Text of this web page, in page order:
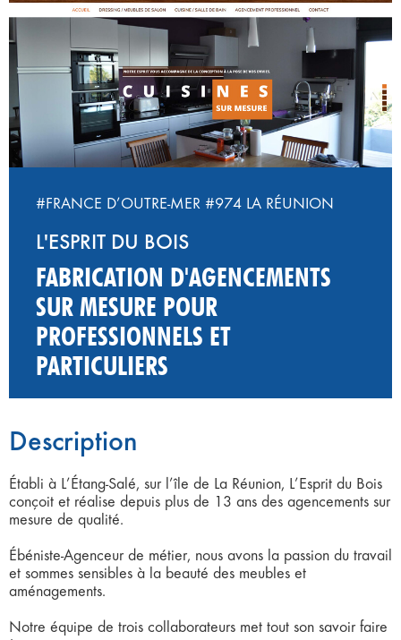
#FRANCE D’OUTRE-MER #974 LA RÉUNION
L'ESPRIT DU BOIS
FABRICATION D'AGENCEMENTS
SUR MESURE POUR
PROFESSIONNELS ET
PARTICULIERS
Description
Établi à L’Étang-Salé, sur l’île de La Réunion, L’Esprit du Bois
conçoit et réalise depuis plus de 13 ans des agencements sur
mesure de qualité.
Ébéniste-Agenceur de métier, nous avons la passion du travail
et sommes sensibles à la beauté des meubles et
aménagements.
Notre équipe de trois collaborateurs met tout son savoir faire